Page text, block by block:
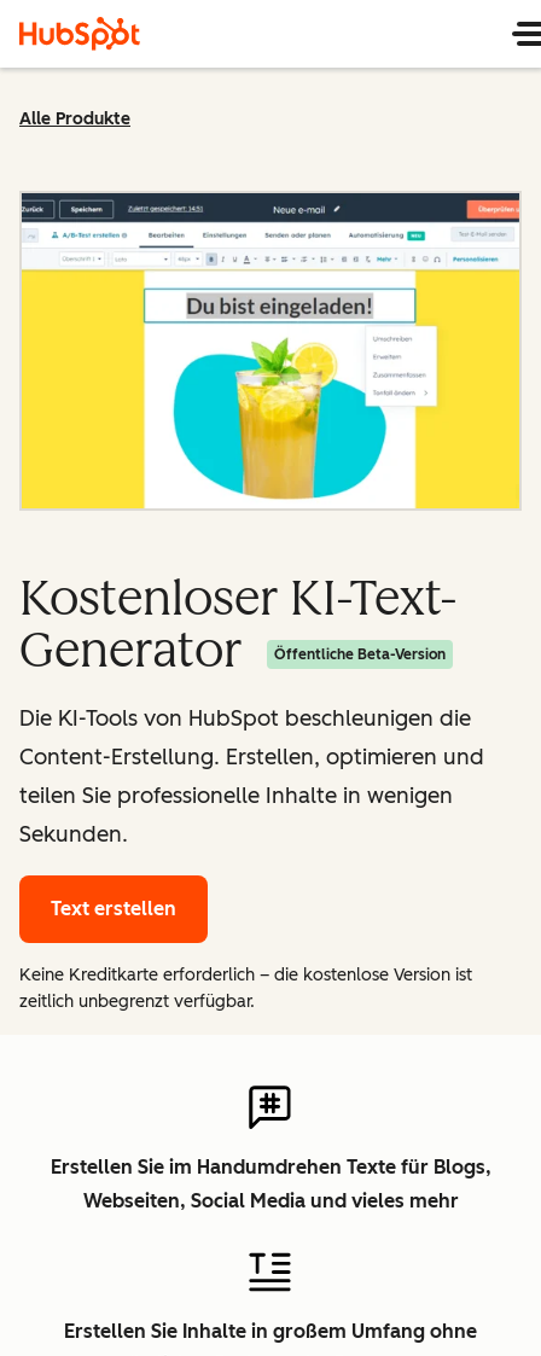
Alle Produkte
Kostenloser KI-Text-
Generator
Öffentliche Beta-Version
Die KI-Tools von HubSpot beschleunigen die
Content-Erstellung. Erstellen, optimieren und
teilen Sie professionelle Inhalte in wenigen
Sekunden.
Text erstellen
Keine Kreditkarte erforderlich – die kostenlose Version ist
zeitlich unbegrenzt verfügbar.
Erstellen Sie im Handumdrehen Texte für Blogs,
Webseiten, Social Media und vieles mehr
Erstellen Sie Inhalte in großem Umfang ohne